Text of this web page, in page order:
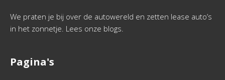
We praten je bij over de autowereld en zetten lease auto’s
in het zonnetje. Lees onze blogs.
Pagina's